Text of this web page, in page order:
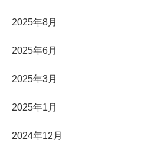
2025年8月
2025年6月
2025年3月
2025年1月
2024年12月